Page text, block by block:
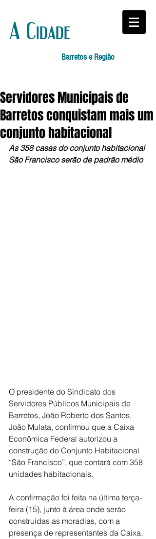
A Cidade
Barretos e Região
Servidores Municipais de
Barretos conquistam mais um
conjunto habitacional
As 358 casas do conjunto habitacional
São Francisco serão de padrão médio
O presidente do Sindicato dos
Servidores Públicos Municipais de
Barretos, João Roberto dos Santos,
João Mulata, confirmou que a Caixa
Econômica Federal autorizou a
construção do Conjunto Habitacional
“São Francisco”, que contará com 358
unidades habitacionais.
A confirmação foi feita na última terça-
feira (15), junto à área onde serão
construídas as moradias, com a
presença de representantes da Caixa,